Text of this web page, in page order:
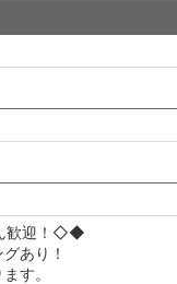
歓迎！◇◆
あり！
す。